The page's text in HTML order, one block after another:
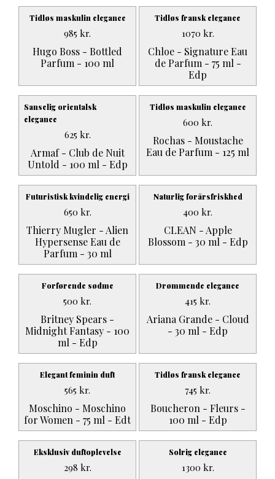
Tidløs maskulin elegance
Hugo Boss - Bottled
Parfum - 100 ml
985 kr.
Tidløs fransk elegance
Chloe - Signature Eau
de Parfum - 75 ml -
Edp
1070 kr.
Sanselig orientalsk
elegance
Armaf - Club de Nuit
Untold - 100 ml - Edp
625 kr.
Tidløs maskulin elegance
Rochas - Moustache
Eau de Parfum - 125 ml
600 kr.
Futuristisk kvindelig energi
Thierry Mugler - Alien
Hypersense Eau de
Parfum - 30 ml
650 kr.
Naturlig forårsfriskhed
CLEAN - Apple
Blossom - 30 ml - Edp
400 kr.
Forførende sødme
Britney Spears -
Midnight Fantasy - 100
ml - Edp
500 kr.
Drømmende elegance
Ariana Grande - Cloud
- 30 ml - Edp
415 kr.
Elegant feminin duft
Moschino - Moschino
for Women - 75 ml - Edt
565 kr.
Tidløs fransk elegance
Boucheron - Fleurs -
100 ml - Edp
745 kr.
Eksklusiv duftoplevelse
298 kr.
Solrig elegance
1300 kr.